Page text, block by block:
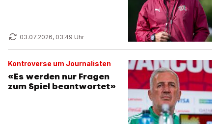
03.07.2026, 03:49 Uhr
Kontroverse um Journalisten
«Es werden nur Fragen
zum Spiel beantwortet»